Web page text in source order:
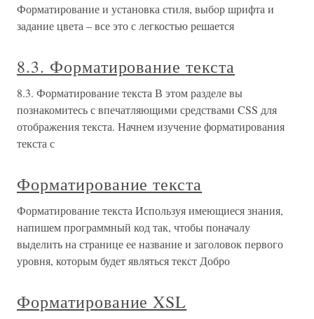
Форматирование и установка стиля, выбор шрифта и
задание цвета – все это с легкостью решается
8.3. Форматирование текста
8.3. Форматирование текста В этом разделе вы
познакомитесь с впечатляющими средствами CSS для
отображения текста. Начнем изучение форматирования
текста с
Форматирование текста
Форматирование текста Используя имеющиеся знания,
напишем программный код так, чтобы поначалу
выделить на странице ее название и заголовок первого
уровня, которым будет являться текст Добро
Форматирование XSL